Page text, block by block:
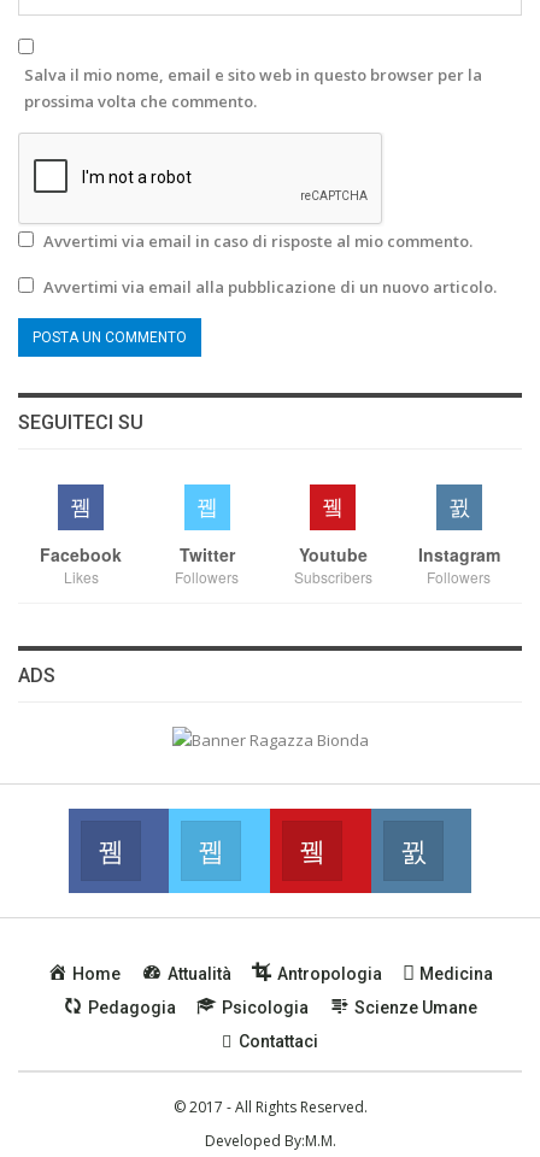
Salva il mio nome, email e sito web in questo browser per la
prossima volta che commento.
Avvertimi via email in caso di risposte al mio commento.
Avvertimi via email alla pubblicazione di un nuovo articolo.
SEGUITECI SU
Facebook
Likes
Twitter
Followers
Youtube
Subscribers
Instagram
Followers
ADS
Facebook
Join us on FacebookJoin us on Twitter
Youtube
Join us on Youtube
Home Attualità Antropologia
Medicina
Pedagogia
Psicologia
Scienze Umane
Contattaci
© 2017 - All Rights Reserved.
Developed By:M.M.